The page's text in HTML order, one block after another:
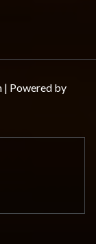
Powered by